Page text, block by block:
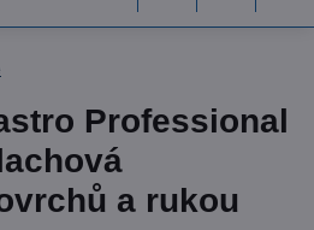
Professional
a rukou